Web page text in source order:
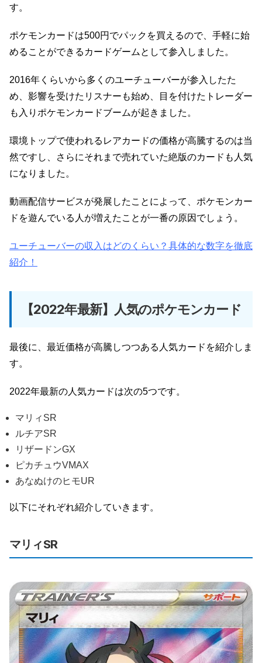
す。
ポケモンカードは500円でパックを買えるので、手軽に始
めることができるカードゲームとして参入しました。
2016年くらいから多くのユーチューバーが参入したた
め、影響を受けたリスナーも始め、目を付けたトレーダー
も入りポケモンカードブームが起きました。
環境トップで使われるレアカードの価格が高騰するのは当
然ですし、さらにそれまで売れていた絶版のカードも人気
になりました。
動画配信サービスが発展したことによって、ポケモンカー
ドを遊んでいる人が増えたことが一番の原因でしょう。
ユーチューバーの収入はどのくらい？具体的な数字を徹底
紹介！
【2022年最新】人気のポケモンカード
最後に、最近価格が高騰しつつある人気カードを紹介しま
す。
2022年最新の人気カードは次の5つです。
マリィSR
ルチアSR
リザードンGX
ピカチュウVMAX
あなぬけのヒモUR
以下にそれぞれ紹介していきます。
マリィSR